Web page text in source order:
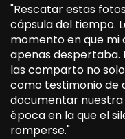
"Rescatar estas
cápsula del tiempo.
momento en que mi
apenas despertaba.
las comparto no
como testimonio de
documentar nuestra
época en la que el
romperse."